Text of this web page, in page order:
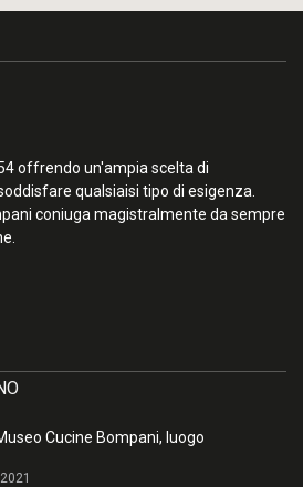
offrendo un'ampia scelta di
qualsiaisi tipo di esigenza.
coniuga magistralmente da sempre
Cucine Bompani, luogo